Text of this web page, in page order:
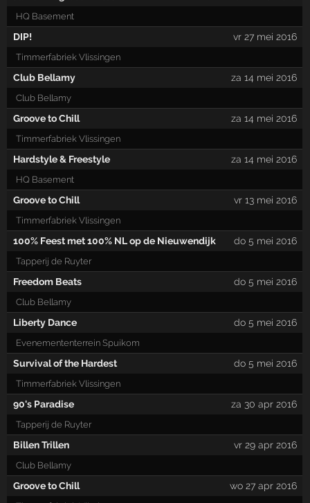
HQ Basement
DIP! vr 27 mei 2016
Timmerfabriek Vlissingen
Club Bellamy za 14 mei 2016
Club Bellamy
Groove to Chill za 14 mei 2016
Timmerfabriek Vlissingen
Hardstyle & Freestyle za 14 mei 2016
HQ Basement
Groove to Chill vr 13 mei 2016
Timmerfabriek Vlissingen
100% Feest met 100% NL op de Nieuwendijk do 5 mei 2016
Tapperij de Ruyter
Freedom Beats do 5 mei 2016
Club Bellamy
Liberty Dance do 5 mei 2016
Evenemententerrein Spuikom
Survival of the Hardest do 5 mei 2016
Timmerfabriek Vlissingen
90's Paradise za 30 apr 2016
Tapperij de Ruyter
Billen Trillen vr 29 apr 2016
Club Bellamy
Groove to Chill wo 27 apr 2016